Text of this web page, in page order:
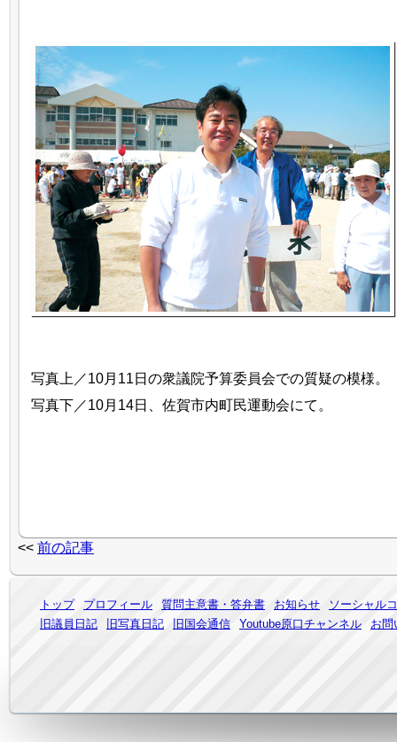
写真上／10月11日の衆議院予算委員会での質疑の模様。
写真下／10月14日、佐賀市内町民運動会にて。
<< 前の記事
トップ プロフィール 質問主意書・答弁書 お知らせ
ソーシャル
旧議員日記
旧写真日記 旧国会通信 Youtube原口チャンネル お問